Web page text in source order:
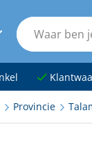
Provincie